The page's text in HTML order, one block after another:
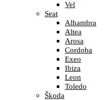
Vel
Seat
Alhambra
Altea
Arosa
Cordoba
Exeo
Ibiza
Leon
Toledo
Škoda